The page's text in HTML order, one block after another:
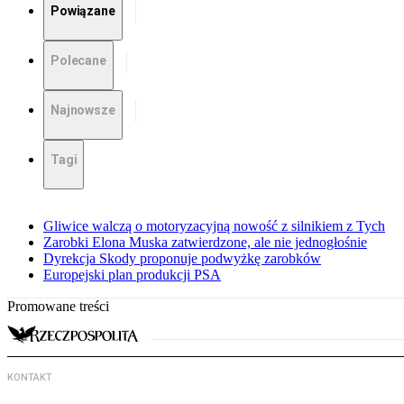
Powiązane
Polecane
Najnowsze
Tagi
Gliwice walczą o motoryzacyjną nowość z silnikiem z Tych
Zarobki Elona Muska zatwierdzone, ale nie jednogłośnie
Dyrekcja Skody proponuje podwyżkę zarobków
Europejski plan produkcji PSA
Promowane treści
KONTAKT